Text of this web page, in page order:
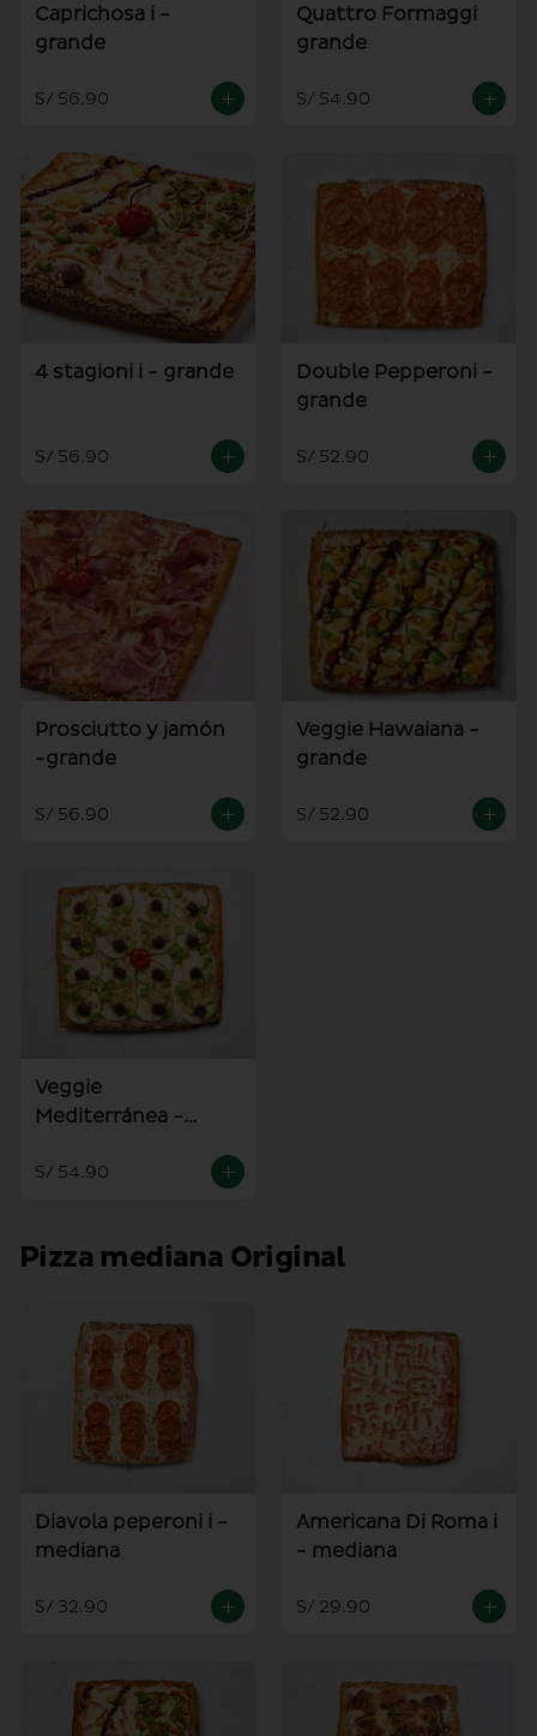
Caprichosa i -
grande
S/ 56.90
Quattro Formaggi
grande
S/ 54.90
4 stagioni i - grande
S/ 56.90
Double Pepperoni -
grande
S/ 52.90
Prosciutto y jamón
-grande
S/ 56.90
Veggie Hawaiana -
grande
S/ 52.90
Veggie
Mediterránea -
S/ 54.90
Pizza mediana Original
Diavola peperoni i -
mediana
S/ 32.90
Americana Di Roma i
- mediana
S/ 29.90